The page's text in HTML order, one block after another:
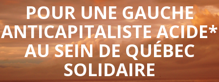
POUR UNE GAUCHE
ANTICAPITALISTE ACIDE*
AU SEIN DE QUÉBEC
SOLIDAIRE